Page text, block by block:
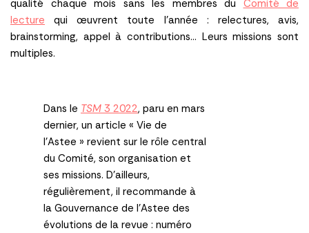
qualité chaque mois sans les membres du Comité de
lecture qui œuvrent toute l’année : relectures, avis,
brainstorming, appel à contributions… Leurs missions sont
multiples.
Dans le TSM 3 2022, paru en mars
dernier, un article « Vie de
l’Astee » revient sur le rôle central
du Comité, son organisation et
ses missions. D’ailleurs,
régulièrement, il recommande à
la Gouvernance de l’Astee des
évolutions de la revue : numéro